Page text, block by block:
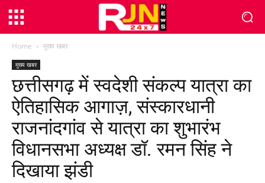
Home मुख्य खबर
मुख्य खबर
छत्तीसगढ़ में स्वदेशी संकल्प यात्रा का
ऐतिहासिक आगाज़, संस्कारधानी
राजनांदगांव से यात्रा का शुभारंभ
विधानसभा अध्यक्ष डॉ. रमन सिंह ने
दिखाया झंडी